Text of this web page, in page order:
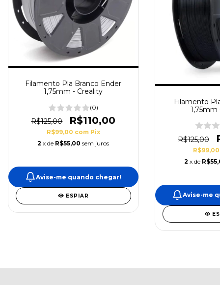
Filamento Pla Branco Ender
1,75mm - Creality
(0)
R$125,00 R$110,00
R$99,00 com Pix
2 x de R$55,00 sem juros
Avise-me quando chegar!
ESPIAR
Filamento
1,75mm
R$125,00
2 x de
Avise-me